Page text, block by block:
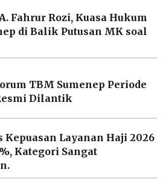
Fahrur Rozi, Kuasa Hukum
di Balik Putusan MK soal
TBM Sumenep Periode
Dilantik
Kepuasan Layanan Haji 2026
Kategori Sangat